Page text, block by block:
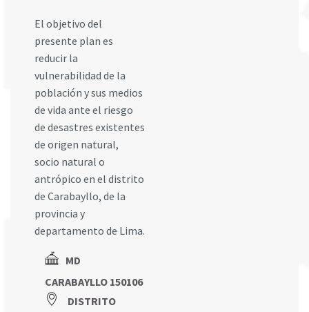
El objetivo del
presente plan es
reducir la
vulnerabilidad de la
población y sus medios
de vida ante el riesgo
de desastres existentes
de origen natural,
socio natural o
antrópico en el distrito
de Carabayllo, de la
provincia y
departamento de Lima.
MD
CARABAYLLO 150106
DISTRITO